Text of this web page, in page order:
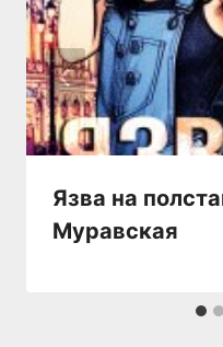
Язва на
Муравская